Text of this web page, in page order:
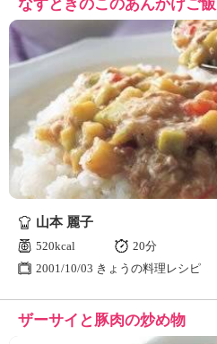
なすときのこのあんかけご飯
山本 麗子
520kcal
20分
2001/10/03 きょうの料理レシピ
ザーサイと豚肉の炒め物